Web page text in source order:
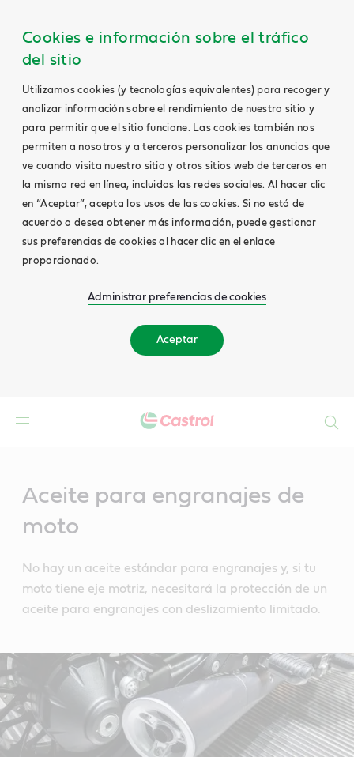
Cookies e información sobre el tráfico
del sitio
Utilizamos cookies (y tecnologías equivalentes) para recoger y
analizar información sobre el rendimiento de nuestro sitio y
para permitir que el sitio funcione. Las cookies también nos
permiten a nosotros y a terceros personalizar los anuncios que
ve cuando visita nuestro sitio y otros sitios web de terceros en
la misma red en línea, incluidas las redes sociales. Al hacer clic
en “Aceptar”, acepta los usos de las cookies. Si no está de
acuerdo o desea obtener más información, puede gestionar
sus preferencias de cookies al hacer clic en el enlace
proporcionado.
Administrar preferencias de cookies
Aceptar
Aceite para engranajes de
moto
No hay un aceite estándar para engranajes y, si tu
moto tiene eje motriz, necesitará la protección de un
aceite para engranajes con deslizamiento limitado.